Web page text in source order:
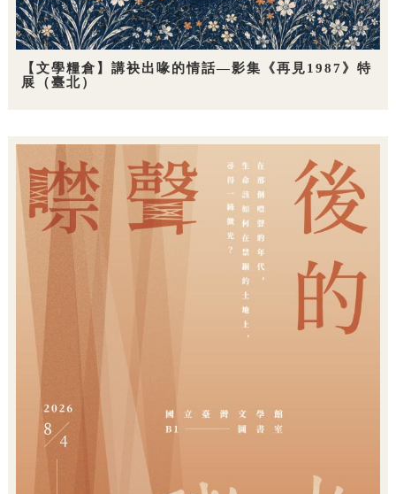
【文學糧倉】講袂出喙的情話—影集《再見1987》特
展（臺北）